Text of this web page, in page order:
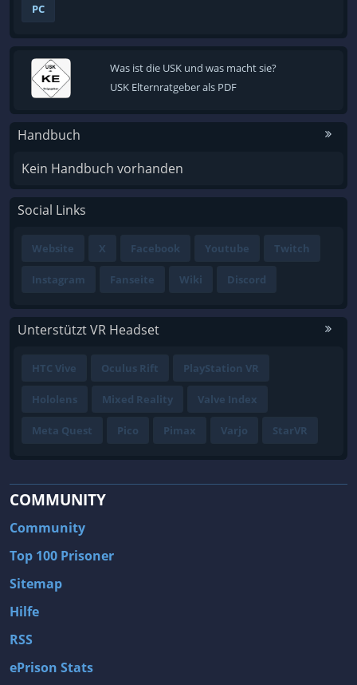
PC
Was ist die USK und was macht sie?
USK Elternratgeber als PDF
Handbuch
Kein Handbuch vorhanden
Social Links
Website X Facebook Youtube Twitch
Instagram Fanseite Wiki Discord
Unterstützt VR Headset
HTC Vive Oculus Rift PlayStation VR
Hololens Mixed Reality Valve Index
Meta Quest Pico Pimax Varjo StarVR
COMMUNITY
Community
Top 100 Prisoner
Sitemap
Hilfe
RSS
ePrison Stats